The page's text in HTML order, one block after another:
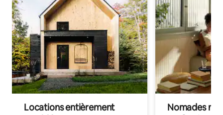
Locations entièrement
Nomades